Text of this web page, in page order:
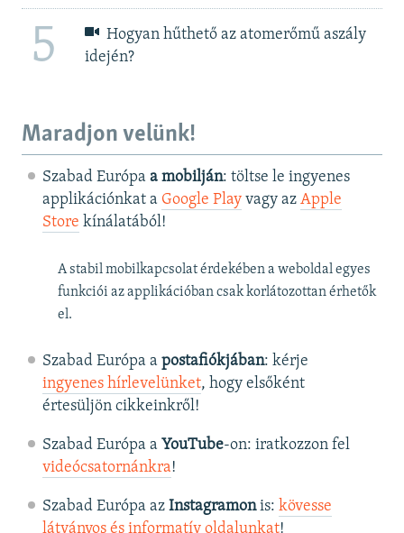
5
Hogyan hűthető az atomerőmű aszály
idején?
Maradjon velünk!
Szabad Európa a mobilján: töltse le ingyenes
applikációnkat a Google Playvagy az Apple
Store kínálatából!
A stabil mobilkapcsolat érdekében a weboldal egyes
funkciói az applikációban csak korlátozottan érhetők
el.
Szabad Európa a postafiókjában: kérje
ingyenes hírlevelünket, hogy elsőként
értesüljön cikkeinkről!
Szabad Európa a YouTube-on: iratkozzon fel
videócsatornánkra!
Szabad Európa az Instagramonis: kövesse
látványos és informatív oldalunkat! ​